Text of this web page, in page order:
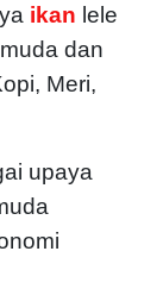
ikan lele
dan
Meri,
upaya